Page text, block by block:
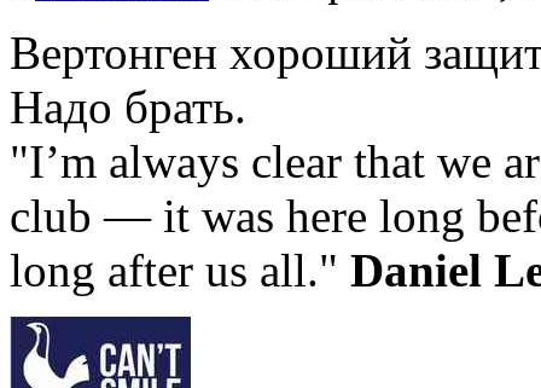
Вертонген хороший
Надо брать.
"I’m always clear that we
club — it was here long
long after us all." Daniel